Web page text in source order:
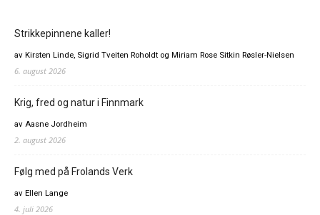
Strikkepinnene kaller!
av Kirsten Linde, Sigrid Tveiten Roholdt og Miriam Rose Sitkin Røsler-Nielsen
6. august 2026
Krig, fred og natur i Finnmark
av Aasne Jordheim
2. august 2026
Følg med på Frolands Verk
av Ellen Lange
4. juli 2026